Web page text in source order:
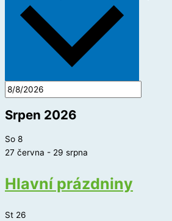
Srpen 2026
So 8
27 června - 29 srpna
Hlavní prázdniny
St 26